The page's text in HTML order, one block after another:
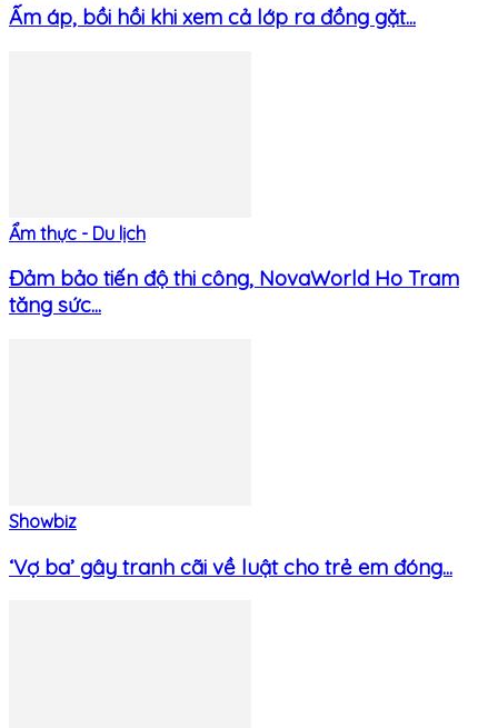
Ấm áp, bồi hồi khi xem cả lớp ra đồng gặt...
Ẩm thực - Du lịch
Đảm bảo tiến độ thi công, NovaWorld Ho Tram
tăng sức...
Showbiz
‘Vợ ba’ gây tranh cãi về luật cho trẻ em đóng...